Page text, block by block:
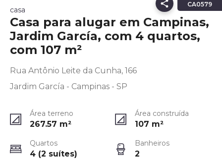
CA0579
casa
Casa para alugar em Campinas,
Jardim García, com 4 quartos,
com 107 m²
Rua Antônio Leite da Cunha, 166
Jardim García - Campinas - SP
Área terreno
267.57 m²
Área construída
107 m²
Quartos
4 (2 suítes)
Banheiros
2